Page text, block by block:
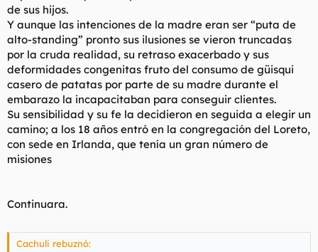
de sus hijos.
Y aunque las intenciones de la madre eran ser “puta de
alto-standing” pronto sus ilusiones se vieron truncadas
por la cruda realidad, su retraso exacerbado y sus
deformidades congenitas fruto del consumo de güisqui
casero de patatas por parte de su madre durante el
embarazo la incapacitaban para conseguir clientes.
Su sensibilidad y su fe la decidieron en seguida a elegir un
camino; a los 18 años entró en la congregación del Loreto,
con sede en Irlanda, que tenía un gran número de
misiones
Continuara.
Cachuli rebuznó: